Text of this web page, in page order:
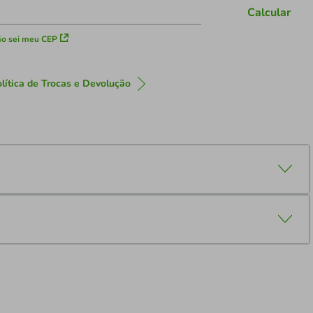
sei meu CEP
Calcular
de Trocas e Devolução